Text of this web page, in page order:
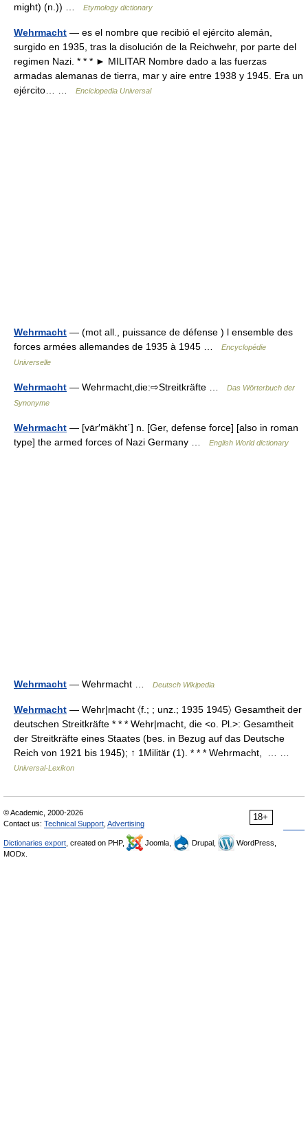
might) (n.)) …
Etymology dictionary
Wehrmacht — es el nombre que recibió el ejército alemán,
surgido en 1935, tras la disolución de la Reichwehr, por parte del
regimen Nazi. * * * ► MILITAR Nombre dado a las fuerzas
armadas alemanas de tierra, mar y aire entre 1938 y 1945. Era un
ejército… …
Enciclopedia Universal
Wehrmacht — (mot all., puissance de défense ) l ensemble des
forces armées allemandes de 1935 à 1945 …
Encyclopédie
Universelle
Wehrmacht — Wehrmacht,die:⇨Streitkräfte …
Das Wörterbuch der
Synonyme
Wehrmacht — [vār′mäkht΄] n. [Ger, defense force] [also in roman
type] the armed forces of Nazi Germany …
English World dictionary
Wehrmacht — Wehrmacht … Deutsch Wikipedia
Wehrmacht — Wehr|macht 〈f.; ; unz.; 1935 1945〉 Gesamtheit der
deutschen Streitkräfte * * * Wehr|macht, die <o. Pl.>: Gesamtheit
der Streitkräfte eines Staates (bes. in Bezug auf das Deutsche
Reich von 1921 bis 1945); ↑ 1Militär (1). * * * Wehrmacht, … …
Universal-Lexikon
18+
© Academic, 2000-2026
Contact us: Technical Support Advertising
Dictionaries export , created on PHP, Joomla, Drupal,
WordPress,
MODx.